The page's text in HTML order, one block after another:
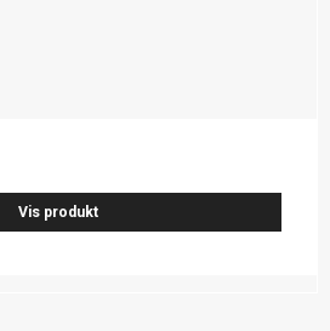
Vis produkt